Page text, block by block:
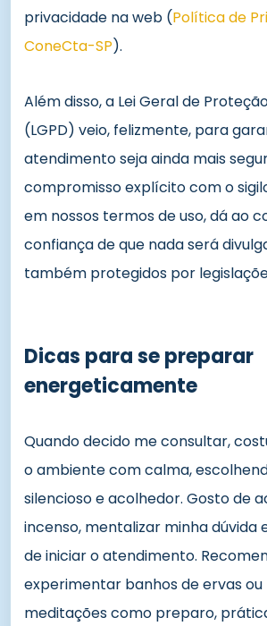
privacidade na web (Política de
ConeCta-SP).
Além disso, a Lei Geral de
(LGPD) veio, felizmente, para
atendimento seja ainda mais
compromisso explícito com o
em nossos termos de uso, dá ao
confiança de que nada será
também protegidos por
Dicas para se preparar
energeticamente
Quando decido me consultar,
o ambiente com calma,
silencioso e acolhedor. Gosto de
incenso, mentalizar minha dúvida
de iniciar o atendimento.
experimentar banhos de ervas ou
meditações como preparo,